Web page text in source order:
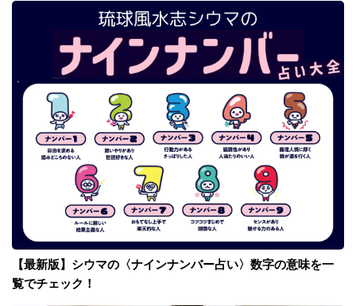
【最新版】シウマの〈ナインナンバー占い〉数字の意味を一
覧でチェック！